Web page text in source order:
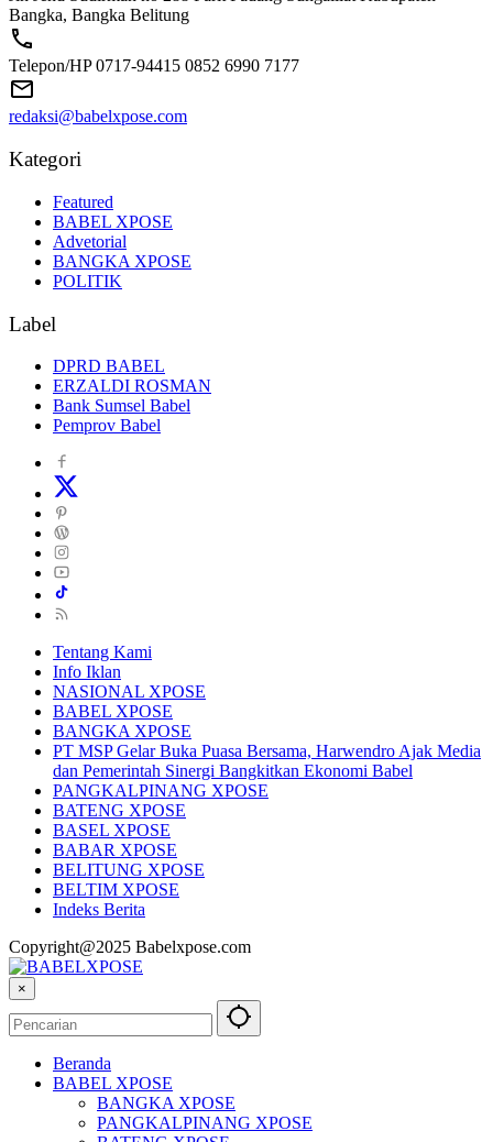
Bangka, Bangka Belitung
Telepon/HP 0717-94415 0852 6990 7177
redaksi@babelxpose.com
Kategori
Featured
BABEL XPOSE
Advetorial
BANGKA XPOSE
POLITIK
Label
DPRD BABEL
ERZALDI ROSMAN
Bank Sumsel Babel
Pemprov Babel
Tentang Kami
Info Iklan
NASIONAL XPOSE
BABEL XPOSE
BANGKA XPOSE
PT MSP Gelar Buka Puasa Bersama, Harwendro Ajak Media
dan Pemerintah Sinergi Bangkitkan Ekonomi Babel
PANGKALPINANG XPOSE
BATENG XPOSE
BASEL XPOSE
BABAR XPOSE
BELITUNG XPOSE
BELTIM XPOSE
Indeks Berita
Copyright@2025 Babelxpose.com
×
Beranda
BABEL XPOSE
BANGKA XPOSE
PANGKALPINANG XPOSE